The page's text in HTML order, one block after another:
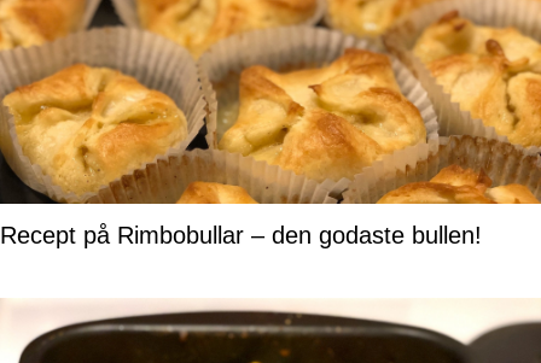
Recept på Rimbobullar – den godaste bullen!